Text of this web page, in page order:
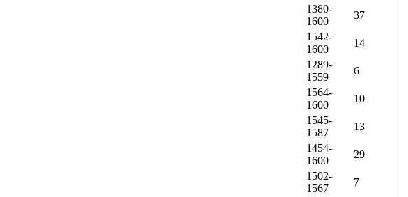
1380-
1600
37
1542-
1600
14
1289-
1559
6
1564-
1600
10
1545-
1587
13
1454-
1600
29
1502-
1567
7